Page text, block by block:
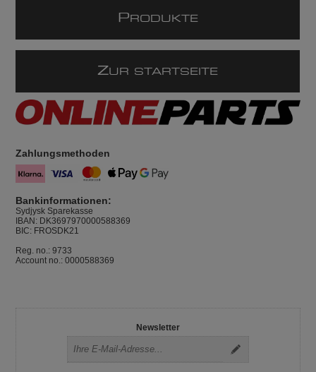
P RODUKTE
ZUR STARTSEITE
Zahlungsmethoden
Bankinformationen:
Sydjysk Sparekasse
IBAN: DK3697970000588369
BIC: FROSDK21
Reg. no.: 9733
Account no.: 0000588369
Newsletter